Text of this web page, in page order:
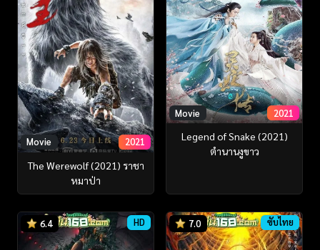
Movie 2021
The Werewolf (2021) ราชา
หมาป่า
Movie 2021
Legend of Snake (2021)
ตำนานงูขาว
6.4 HD 7.0 ซับไทย